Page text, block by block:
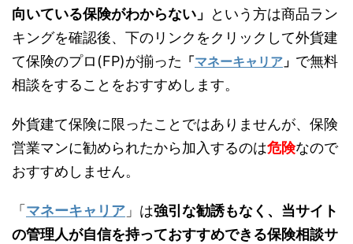
向いている保険がわからない」
という方は商品ラン
キングを確認後、下のリンクをクリックして外貨建
て保険のプロ(FP)が揃った 「マネーキャリア 」 で無料
相談をすることをおすすめします。
外貨建て保険に限ったことではありませんが、保険
営業マンに勧められたから加入するのは危険なので
おすすめしません。
「 マネーキャリア 」は強引な勧誘もなく、当サイト
の管理人が自信を持っておすすめできる保険相談サ